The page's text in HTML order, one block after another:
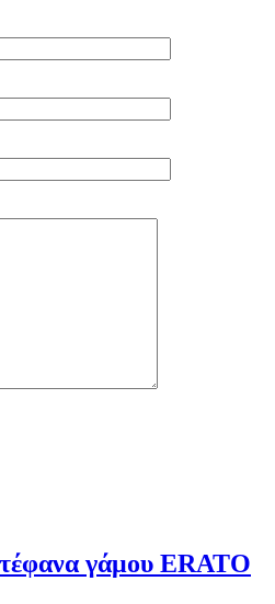
γάμου ERATO